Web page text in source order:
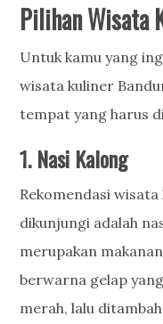
Pilihan Wisata
Untuk kamu yang
wisata kuliner
tempat yang harus
1. Nasi Kalong
Rekomendasi
dikunjungi adalah
merupakan
berwarna gelap
merah, lalu